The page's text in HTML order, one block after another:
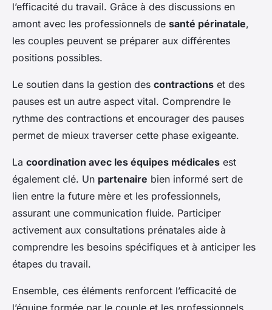
l’efficacité du travail. Grâce à des discussions en
amont avec les professionnels de santé périnatale,
les couples peuvent se préparer aux différentes
positions possibles.
Le soutien dans la gestion des contractions et des
pauses est un autre aspect vital. Comprendre le
rythme des contractions et encourager des pauses
permet de mieux traverser cette phase exigeante.
La coordination avec les équipes médicales est
également clé. Un partenaire bien informé sert de
lien entre la future mère et les professionnels,
assurant une communication fluide. Participer
activement aux consultations prénatales aide à
comprendre les besoins spécifiques et à anticiper les
étapes du travail.
Ensemble, ces éléments renforcent l’efficacité de